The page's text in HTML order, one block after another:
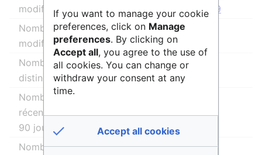
modification
2025 à 17:19
Nombre total de
modifications
1
Nombre total d’auteurs
distincts
1
Nombre de modifications
récentes (dans les derniers
90 jours)
Nombre d’auteurs distincts
0
If you want to manage your cookie
preferences, click on Manage
preferences. By clicking on
Accept all, you agree to the use of
all cookies. You can change or
withdraw your consent at any
time.
Accept all cookies